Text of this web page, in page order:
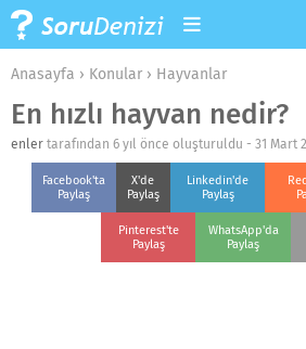
Anasayfa › Konular › Hayvanlar
En hızlı hayvan nedir?
enler tarafından 6 yıl önce oluşturuldu - 31 Mart
Facebook'ta
Paylaş
X'de
Paylaş
Linkedin'de
Paylaş
Pinterest'te
Paylaş
WhatsApp'da
Paylaş